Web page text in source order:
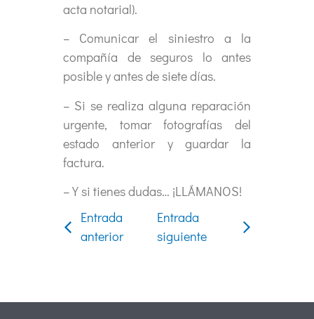
acta notarial).
– Comunicar el siniestro a la
compañía de seguros lo antes
posible y antes de siete días.
– Si se realiza alguna reparación
urgente, tomar fotografías del
estado anterior y guardar la
factura.
– Y si tienes dudas… ¡LLÁMANOS!
Entrada
anterior
Entrada
siguiente